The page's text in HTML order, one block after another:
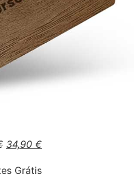
34,90 €
Grátis